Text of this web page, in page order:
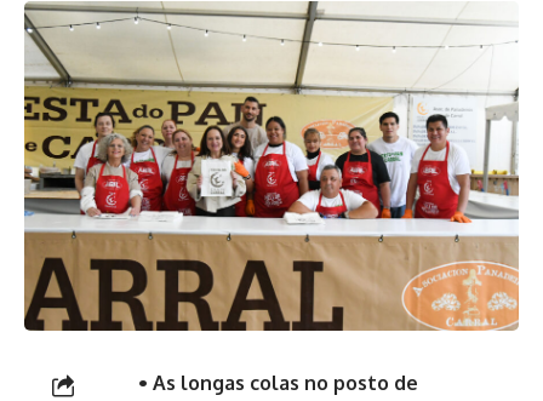
• As longas colas no posto de